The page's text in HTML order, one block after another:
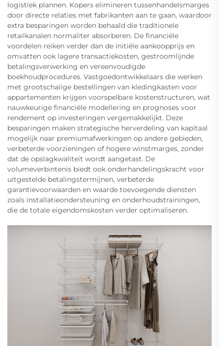
logistiek plannen. Kopers elimineren tussenhandelsmarges
door directe relaties met fabrikanten aan te gaan, waardoor
extra besparingen worden behaald die traditionele
retailkanalen normaliter absorberen. De financiële
voordelen reiken verder dan de initiële aankoopprijs en
omvatten ook lagere transactiekosten, gestroomlijnde
betalingsverwerking en vereenvoudigde
boekhoudprocedures. Vastgoedontwikkelaars die werken
met grootschalige bestellingen van kledingkasten voor
appartementen krijgen voorspelbare kostenstructuren, wat
nauwkeurige financiële modellering en prognoses voor
rendement op investeringen vergemakkelijkt. Deze
besparingen maken strategische herverdeling van kapitaal
mogelijk naar premiumafwerkingen op andere gebieden,
verbeterde voorzieningen of hogere winstmarges, zonder
dat de opslagkwaliteit wordt aangetast. De
volumeverbintenis biedt ook onderhandelingskracht voor
uitgestelde betalingstermijnen, verbeterde
garantievoorwaarden en waarde toevoegende diensten
zoals installatieondersteuning en onderhoudstrainingen,
die de totale eigendomskosten verder optimaliseren.